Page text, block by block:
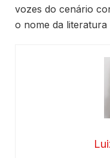
vozes do cenário
o nome da